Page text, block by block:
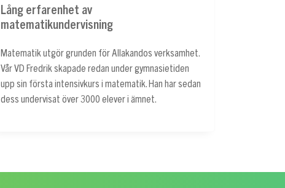
Lång erfarenhet av
matematikundervisning
Matematik utgör grunden för Allakandos verksamhet.
Vår VD Fredrik skapade redan under gymnasietiden
upp sin första intensivkurs i matematik. Han har sedan
dess undervisat över 3000 elever i ämnet.